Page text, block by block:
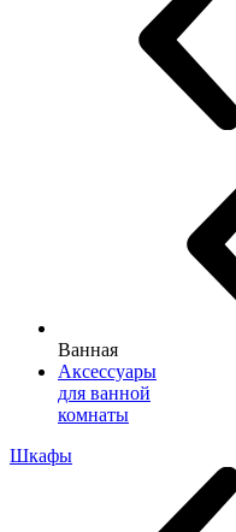
Ванная
Аксессуары
для ванной
комнаты
Шкафы